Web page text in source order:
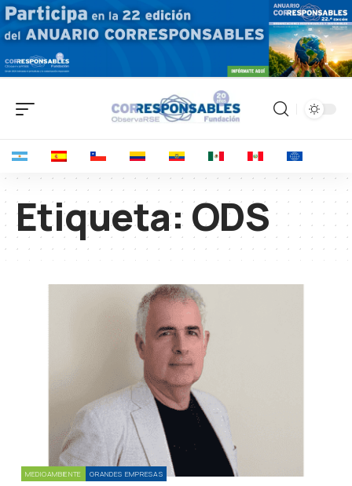
Etiqueta:ODS
MEDIOAMBIENTE GRANDES EMPRESAS